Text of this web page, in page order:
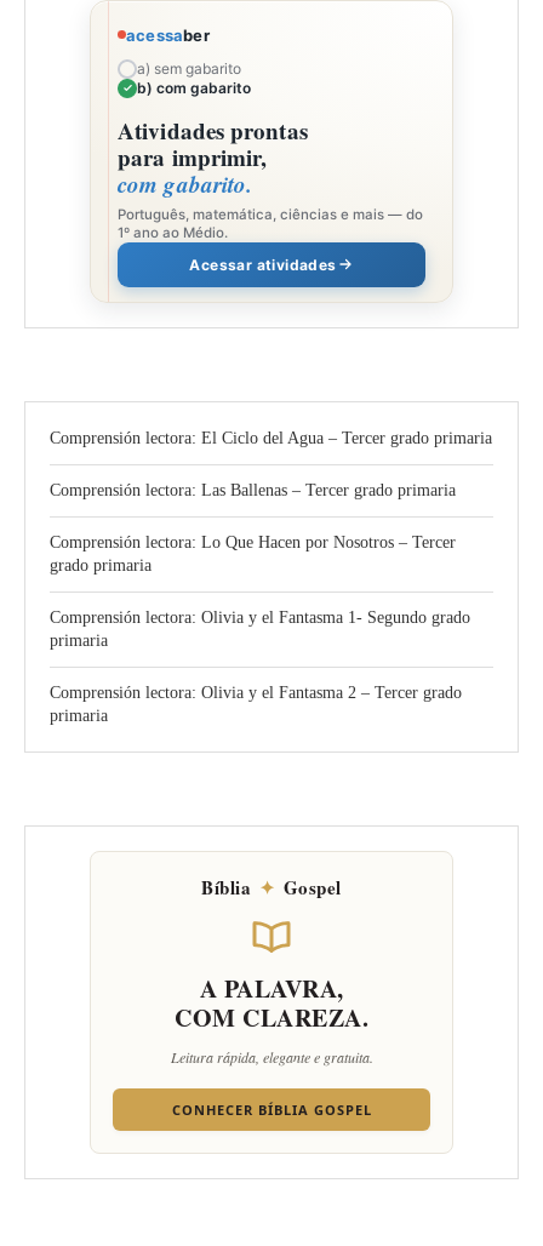
acessaber
a) sem gabarito
b) com gabarito
Atividades prontas
para imprimir,
com gabarito.
Português, matemática, ciências e mais — do
1º ano ao Médio.
Acessar atividades
Comprensión lectora: El Ciclo del Agua – Tercer grado primaria
Comprensión lectora: Las Ballenas – Tercer grado primaria
Comprensión lectora: Lo Que Hacen por Nosotros – Tercer
grado primaria
Comprensión lectora: Olivia y el Fantasma 1- Segundo grado
primaria
Comprensión lectora: Olivia y el Fantasma 2 – Tercer grado
primaria
Bíblia ✦ Gospel
A PALAVRA,
COM CLAREZA.
Leitura rápida, elegante e gratuita.
CONHECER BÍBLIA GOSPEL